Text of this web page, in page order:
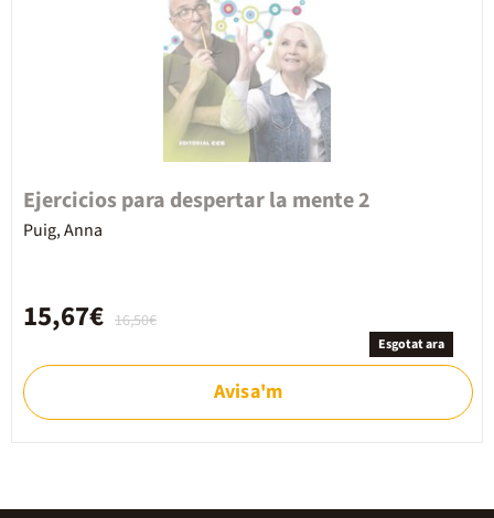
Ejercicios para despertar la mente 2
Puig, Anna
16,50€
15,67€
Esgotat ara
Avisa'm